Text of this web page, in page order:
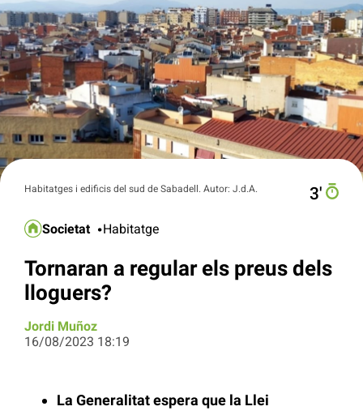
Habitatges i edificis del sud de Sabadell. Autor: J.d.A. 3′
Societat Habitatge
Tornaran a regular els preus dels
lloguers?
Jordi Muñoz
16/08/2023 18:19
La Generalitat espera que la Llei